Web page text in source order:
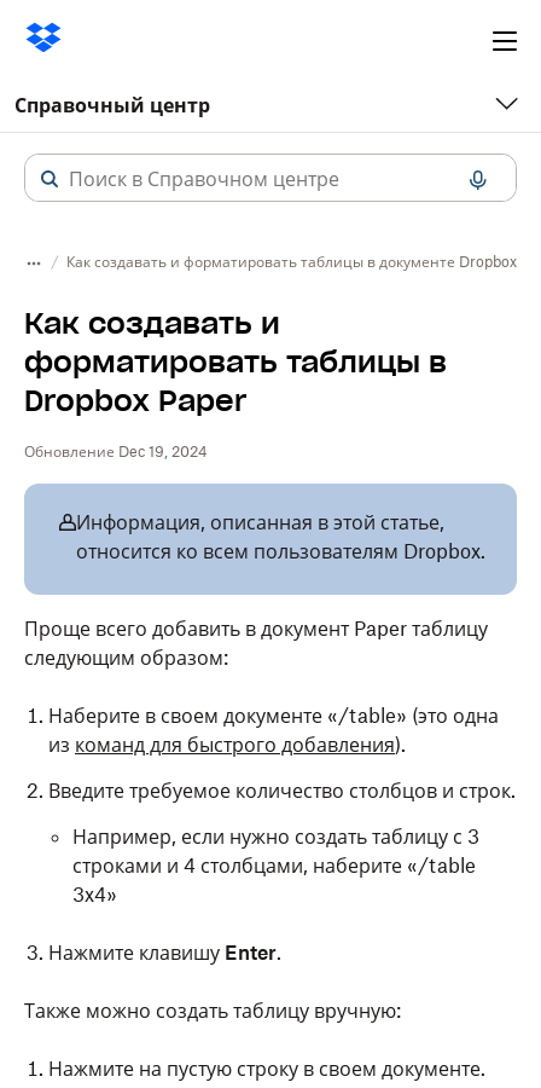
Справочный центр
Как создавать и форматировать таблицы в документе Dropbox
Как создавать и
форматировать таблицы в
Dropbox Paper
Обновление Dec 19, 2024
Информация, описанная в этой статье,
относится ко всем пользователям Dropbox.
Проще всего добавить в документ Paper таблицу
следующим образом:
Наберите в своем документе «/table» (это одна
из команд для быстрого добавления).
Введите требуемое количество столбцов и строк.
Например, если нужно создать таблицу с 3
строками и 4 столбцами, наберите «/table
3x4»
Нажмите клавишу Enter.
Также можно создать таблицу вручную:
Нажмите на пустую строку в своем документе.